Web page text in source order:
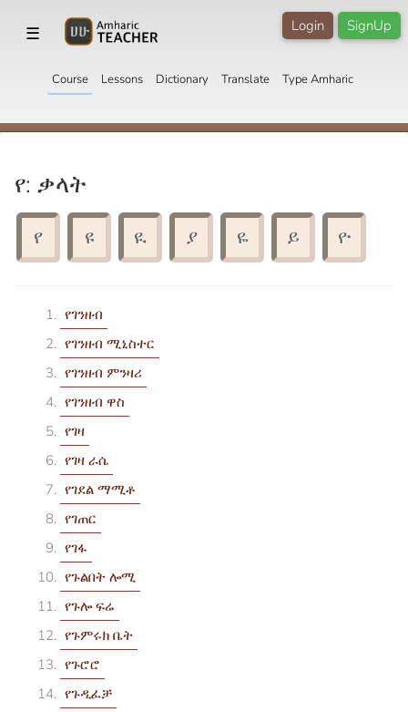
☰ SignUp
Login
Course Lessons Dictionary Translate Type Amharic
የ: ቃላት
የ ዩ ዪ ያ ዬ ይ ዮ
የገንዘብ
የገንዘብ ሚኒስተር
የገንዘብ ምንዛሪ
የገንዘብ ዋስ
የገዛ
የገዛ ራሴ
የገደል ማሚቶ
የገጠር
የገፋ
የጉልበት ሎሚ
የጉሎ ፍሬ
የጉምሩክ ቤት
የጉሮሮ
የጉዲፈቻ